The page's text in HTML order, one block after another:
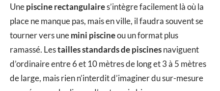
Unepiscine rectangulaires’intègre facilement là où la
place ne manque pas, mais en ville, il faudra souvent se
tourner vers unemini piscineou un format plus
ramassé. Lestailles standards de piscinesnaviguent
d’ordinaire entre 6 et 10 mètres de long et 3 à 5 mètres
de large, mais rien n’interdit d’imaginer du sur-mesure